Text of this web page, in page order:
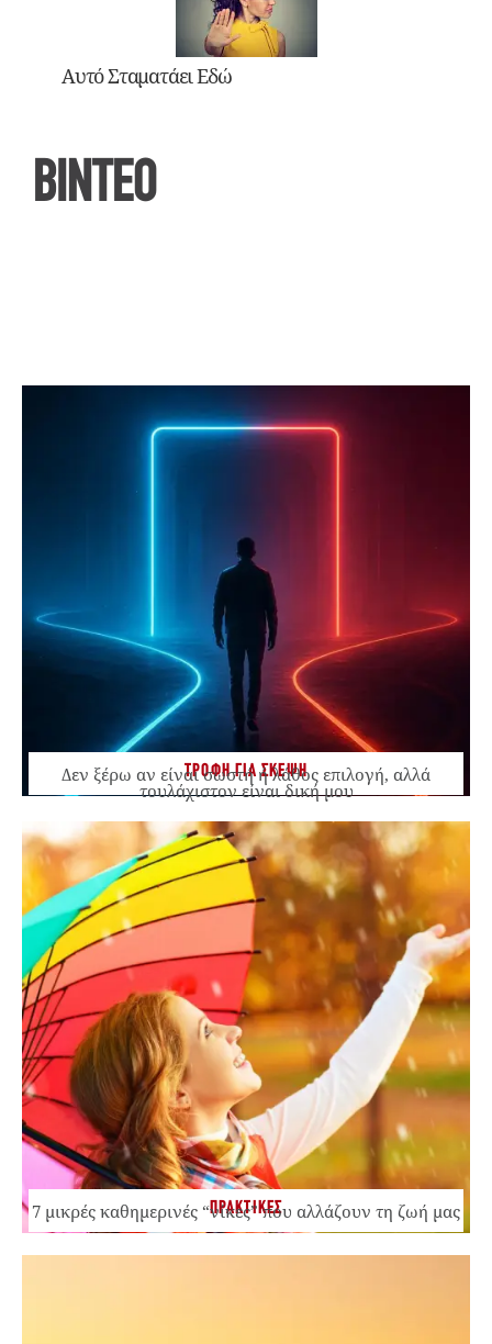
Αυτό Σταματάει Εδώ
ΒΙΝΤΕΟ
ΤΡΟΦΗ ΓΙΑ ΣΚΕΨΗ
Δεν ξέρω αν είναι σωστή ή λάθος επιλογή, αλλά
τουλάχιστον είναι δική μου
ΠΡΑΚΤΙΚΕΣ
7 μικρές καθημερινές “νίκες” που αλλάζουν τη ζωή μας